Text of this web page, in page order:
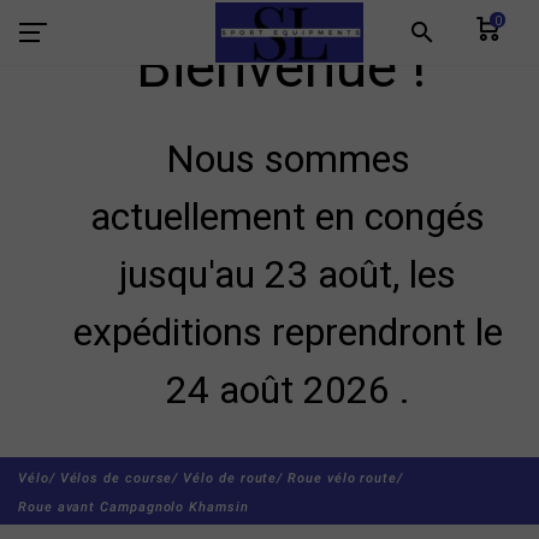
search 0
Bienvenue !
Nous sommes
actuellement en congés
jusqu'au 23 août, les
expéditions reprendront le
24 août 2026 .
Vélo/ Vélos de course/ Vélo de route/ Roue vélo route/
Roue avant Campagnolo Khamsin